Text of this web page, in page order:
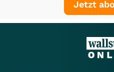
Jetzt